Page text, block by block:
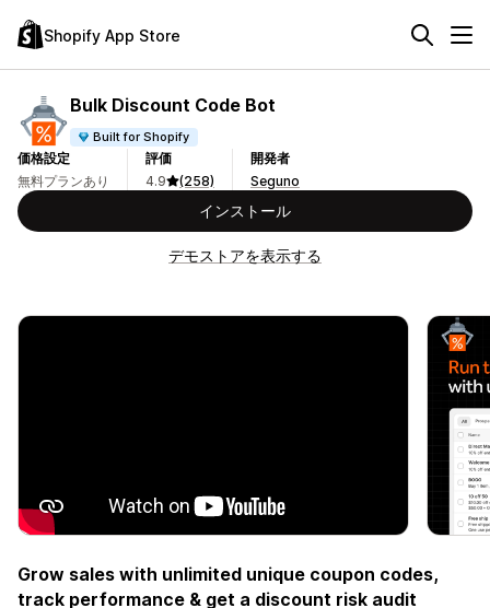
Shopify App Store
Bulk Discount Code Bot
Built for Shopify
価格設定
無料プランあり
評価
4.9
(258)
開発者
Seguno
インストール
デモストアを表示する
Grow sales with unlimited unique coupon codes,
track performance & get a discount risk audit